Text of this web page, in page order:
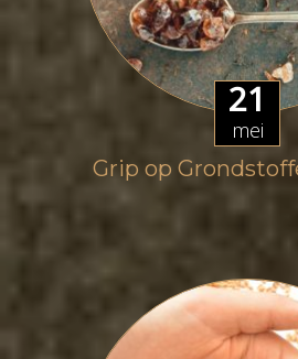
21
mei
Grip op